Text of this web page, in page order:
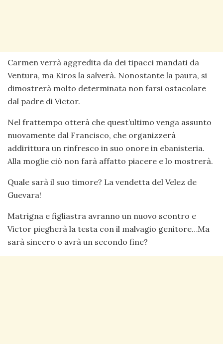
Carmen verrà aggredita da dei tipacci mandati da
Ventura, ma Kiros la salverà. Nonostante la paura, si
dimostrerà molto determinata non farsi ostacolare
dal padre di Victor.
Nel frattempo otterà che quest’ultimo venga assunto
nuovamente dal Francisco, che organizzerà
addirittura un rinfresco in suo onore in ebanisteria.
Alla moglie ciò non farà affatto piacere e lo mostrerà.
Quale sarà il suo timore? La vendetta del Velez de
Guevara!
Matrigna e figliastra avranno un nuovo scontro e
Victor piegherà la testa con il malvagio genitore…Ma
sarà sincero o avrà un secondo fine?